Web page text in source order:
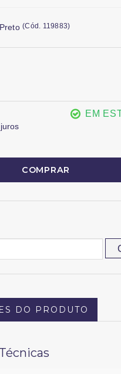
(Cód. 119883)
EM
COMPRAR
DO PRODUTO